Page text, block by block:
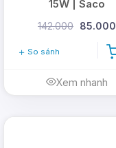
15W | Saco
142.000 85.000
So sánh
Xem nhanh